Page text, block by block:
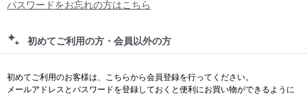
パスワードをお忘れの方はこちら
初めてご利用の方・会員以外の方
初めてご利用のお客様は、こちらから会員登録を行ってください。
メールアドレスとパスワードを登録しておくと便利にお買い物ができるように